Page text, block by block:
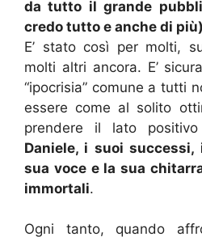
da tutto il grande
credo tutto e anche di
E’ stato così per molti,
molti altri ancora. E’
“ipocrisia” comune a tutti
essere come al solito
prendere il lato
Daniele, i suoi
sua voce e la sua
immortali.
Ogni tanto, quando